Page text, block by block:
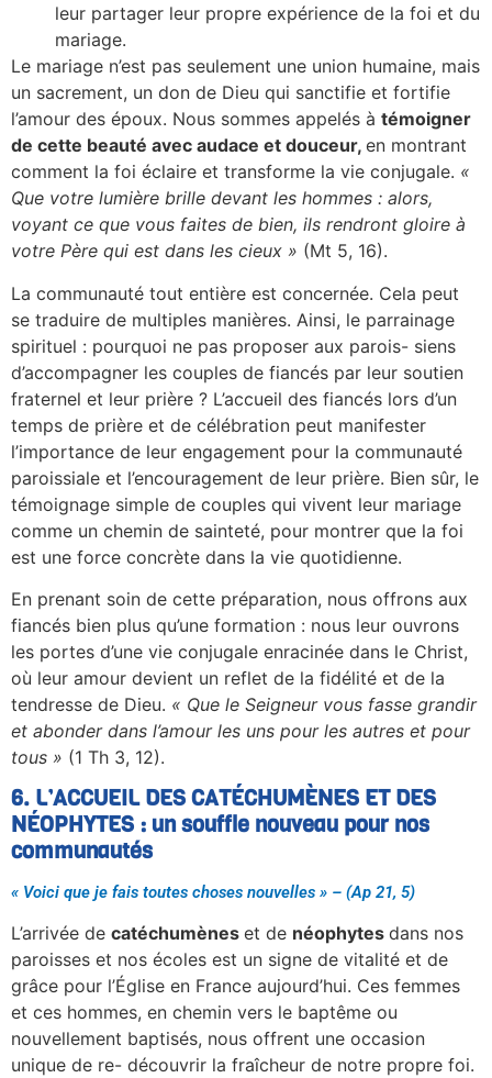
leur partager leur propre expérience de la foi et du
mariage.
Le mariage n’est pas seulement une union humaine, mais
un sacrement, un don de Dieu qui sanctifie et fortifie
l’amour des époux. Nous sommes appelés à témoigner
de cette beauté avec audace et douceur, en montrant
comment la foi éclaire et transforme la vie conjugale. «
Que votre lumière brille devant les hommes : alors,
voyant ce que vous faites de bien, ils rendront gloire à
votre Père qui est dans les cieux » (Mt 5, 16).
La communauté tout entière est concernée. Cela peut
se traduire de multiples manières. Ainsi, le parrainage
spirituel : pourquoi ne pas proposer aux parois- siens
d’accompagner les couples de fiancés par leur soutien
fraternel et leur prière ? L’accueil des fiancés lors d’un
temps de prière et de célébration peut manifester
l’importance de leur engagement pour la communauté
paroissiale et l’encouragement de leur prière. Bien sûr, le
témoignage simple de couples qui vivent leur mariage
comme un chemin de sainteté, pour montrer que la foi
est une force concrète dans la vie quotidienne.
En prenant soin de cette préparation, nous offrons aux
fiancés bien plus qu’une formation : nous leur ouvrons
les portes d’une vie conjugale enracinée dans le Christ,
où leur amour devient un reflet de la fidélité et de la
tendresse de Dieu. « Que le Seigneur vous fasse grandir
et abonder dans l’amour les uns pour les autres et pour
tous » (1 Th 3, 12).
6. L’ACCUEIL DES CATÉCHUMÈNES ET DES
NÉOPHYTES : un souffle nouveau pour nos
communautés
« Voici que je fais toutes choses nouvelles » – (Ap 21, 5)
L’arrivée de catéchumènes et de néophytes dans nos
paroisses et nos écoles est un signe de vitalité et de
grâce pour l’Église en France aujourd’hui. Ces femmes
et ces hommes, en chemin vers le baptême ou
nouvellement baptisés, nous offrent une occasion
unique de re- découvrir la fraîcheur de notre propre foi.